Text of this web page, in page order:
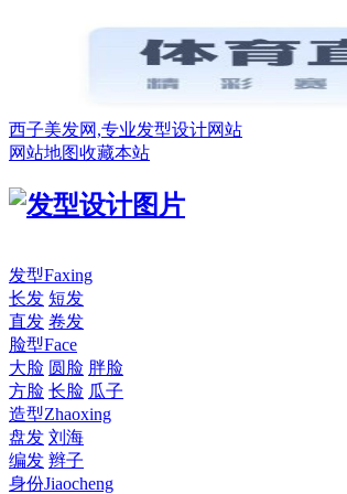
西子美发网,专业发型设计网站
网站地图收藏本站
发型Faxing
长发 短发
直发 卷发
脸型Face
大脸 圆脸 胖脸
方脸 长脸 瓜子
造型Zhaoxing
盘发 刘海
编发 辫子
身份Jiaocheng